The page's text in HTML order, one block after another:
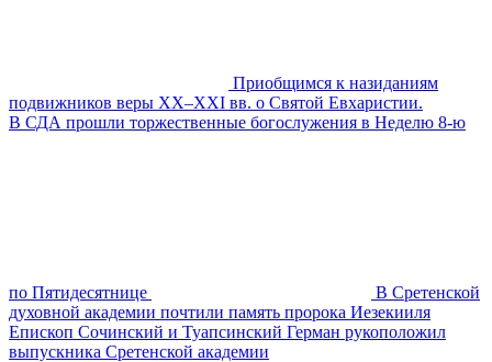
Приобщимся к назиданиям
подвижников веры XX–XXI вв. о Святой Евхаристии.
В СДА прошли торжественные богослужения в Неделю 8-ю
по Пятидесятнице
В Сретенской
духовной академии почтили память пророка Иезекииля
Епископ Сочинский и Туапсинский Герман рукоположил
выпускника Сретенской академии